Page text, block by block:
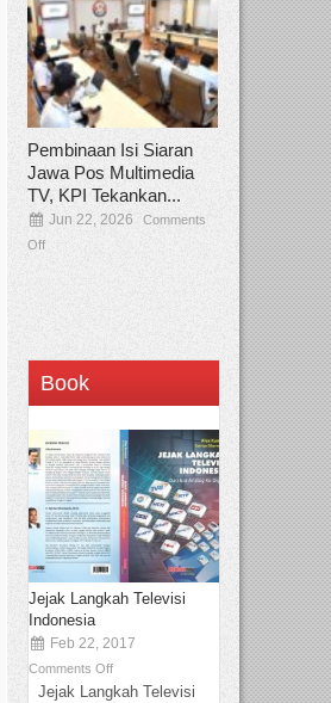
Pembinaan Isi Siaran
Jawa Pos Multimedia
TV, KPI Tekankan...
Jun 22, 2026
Comments
Off
Book
Jejak Langkah Televisi
Indonesia
Feb 22, 2017
Comments Off
Jejak Langkah Televisi